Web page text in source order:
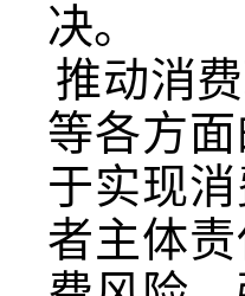
决。
推动消
等各方
于实现
者主体